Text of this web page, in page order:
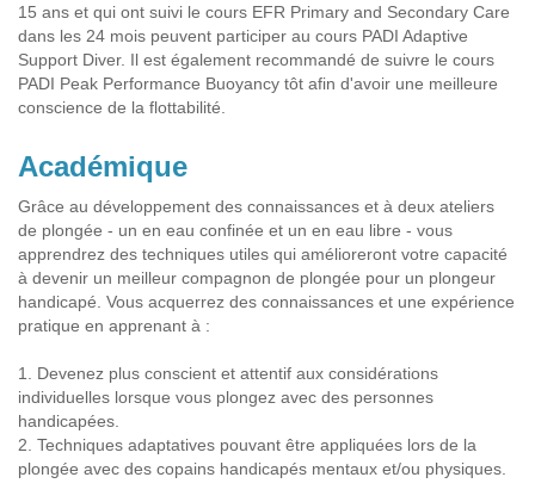
15 ans et qui ont suivi le cours EFR Primary and Secondary Care
dans les 24 mois peuvent participer au cours PADI Adaptive
Support Diver. Il est également recommandé de suivre le cours
PADI Peak Performance Buoyancy tôt afin d'avoir une meilleure
conscience de la flottabilité.
Académique
Grâce au développement des connaissances et à deux ateliers
de plongée - un en eau confinée et un en eau libre - vous
apprendrez des techniques utiles qui amélioreront votre capacité
à devenir un meilleur compagnon de plongée pour un plongeur
handicapé. Vous acquerrez des connaissances et une expérience
pratique en apprenant à :
1. Devenez plus conscient et attentif aux considérations
individuelles lorsque vous plongez avec des personnes
handicapées.
2. Techniques adaptatives pouvant être appliquées lors de la
plongée avec des copains handicapés mentaux et/ou physiques.